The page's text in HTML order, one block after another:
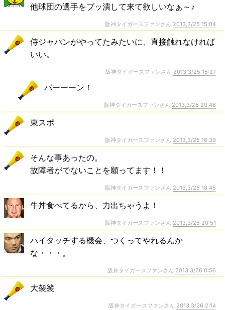
他球団の選手をブッ潰して来て欲しいなぁ～♪
阪神タイガースファンさん 2013,3/25 15:04
侍ジャパンがやってたみたいに、直接触れなければ
いい。
阪神タイガースファンさん 2013,3/25 15:27
バーーーン！
阪神タイガースファンさん 2013,3/25 20:46
東スポ
阪神タイガースファンさん 2013,3/25 16:39
そんな事あったの。
故障者がでないことを願ってます！！
阪神タイガースファンさん 2013,3/25 18:45
牛丼食べてるから、力出ちゃうよ！
阪神タイガースファンさん 2013,3/25 20:51
ハイタッチする機会、つくってやれるんか
な・・・。
阪神タイガースファンさん 2013,3/26 0:56
大袈裟
阪神タイガースファンさん 2013,3/26 2:14